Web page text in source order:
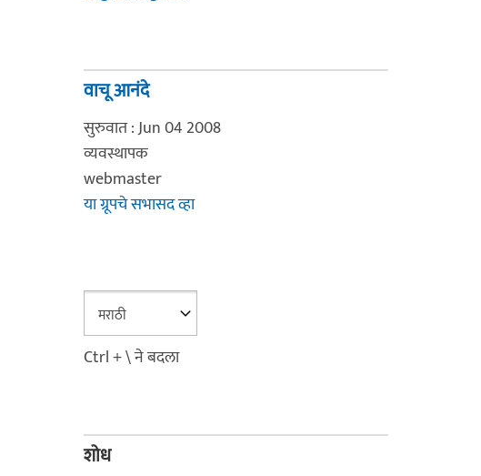
वाचू आनंदे
सुरुवात : Jun 04 2008
व्यवस्थापक
webmaster
या ग्रूपचे सभासद व्हा
Ctrl + \ ने बदला
शोध